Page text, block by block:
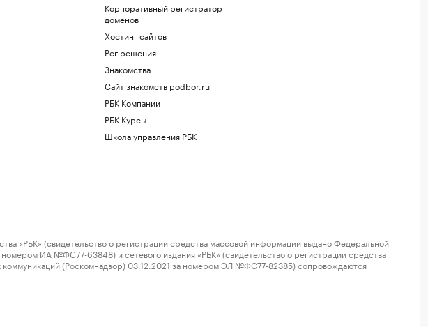
Корпоративный регистратор
доменов
Хостинг сайтов
Рег.решения
Знакомства
Сайт знакомств podbor.ru
РБК Компании
РБК Курсы
Школа управления РБК
(свидетельство о регистрации средства массовой информации выдано Федеральной
ИА №ФС77-63848) и сетевого издания «РБК» (свидетельство о регистрации средства
(Роскомнадзор) 03.12.2021 за номером ЭЛ №ФС77-82385) сопровождаются